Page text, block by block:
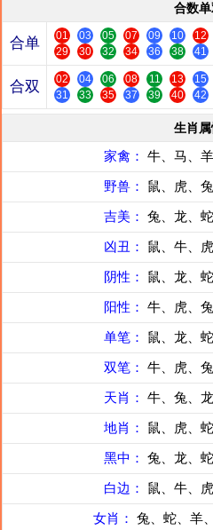
合数单
合单 01 03 05 07 09 10 12
29
30 32 34 36 38 41
合双 02 04 06 08 11 13 15
31
33 35 37 39 40 42
生肖
家禽： 牛、马、
野兽： 鼠、虎、
吉美： 兔、龙、
凶丑： 鼠、牛、
阴性： 鼠、龙、
阳性： 牛、虎、
单笔： 鼠、龙、
双笔： 牛、虎、
天肖： 牛、兔、
地肖： 鼠、虎、
黑中： 兔、龙、
白边： 鼠、牛、
女肖： 兔、蛇、羊